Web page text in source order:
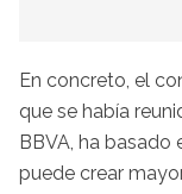
En concreto, el
que se había
BBVA, ha basado
puede crear